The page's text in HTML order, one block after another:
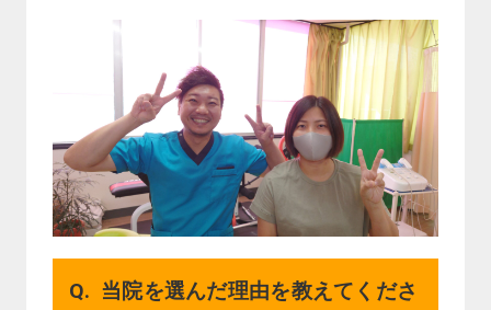
当院を選んだ理由を教えてくださ